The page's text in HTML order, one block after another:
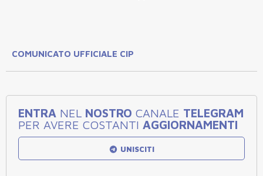
COMUNICATO UFFICIALE CIP
ENTRA NEL NOSTRO CANALE TELEGRAM
PER AVERE COSTANTI AGGIORNAMENTI
UNISCITI